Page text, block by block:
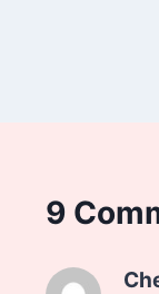
9